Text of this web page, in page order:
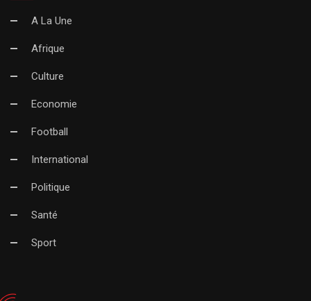
A La Une
Afrique
Culture
Economie
Football
International
Politique
Santé
Sport